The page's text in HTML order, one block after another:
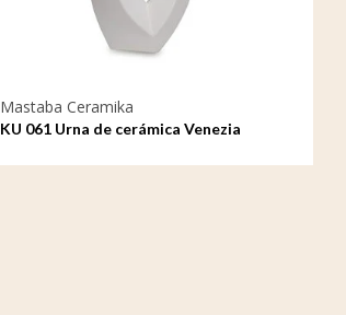
Mastaba Ceramika
KU 061 Urna de cerámica Venezia